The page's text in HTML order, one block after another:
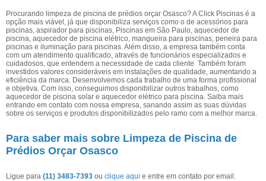
Procurando limpeza de piscina de prédios orçar Osasco? A Click Piscinas é a
opção mais viável, já que disponibiliza serviços como o de acessórios para
piscinas, aspirador para piscinas, Piscinas em São Paulo, aquecedor de
piscina, aquecedor de piscina elétrico, mangueira para piscinas, peneira para
piscinas e iluminação para piscinas. Além disso, a empresa também conta
com um atendimento qualificado, através de funcionários especializados e
cuidadosos, que entendem a necessidade de cada cliente. Também foram
investidos valores consideráveis em instalações de qualidade, aumentando a
eficiência da marca. Desenvolvemos cada trabalho de uma forma profissional
e objetiva. Com isso, conseguimos disponibilizar outros trabalhos, como
aquecedor de piscina solar e aquecedor elétrico para piscina. Saiba mais
entrando em contato com nossa empresa, sanando assim as suas dúvidas
sobre os serviços e produtos disponibilizados pelo ramo com a melhor marca.
Para saber mais sobre Limpeza de Piscina de
Prédios Orçar Osasco
Ligue para (11) 3483-7393 ou clique aqui e entre em contato por email.